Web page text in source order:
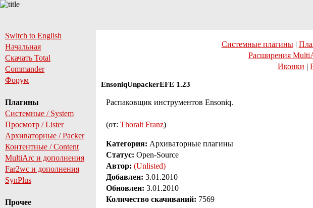
Switch to English
Начальная
Скачать Total
Commander
Форум
Плагины
Системные / System
Просмотр / Lister
Архиваторные / Packer
Контентные / Content
MultiArc и дополнения
Far2wc и дополнения
SynPlus
Прочее
Системные плагины|
Расширения
Иконки |
EnsoniqUnpackerEFE 1.23
Распаковщик инструментов Ensoniq.
(от: Thoralt Franz)
Категория: Архиваторные плагины
Статус: Open-Source
Автор: (Unlisted)
Добавлен: 3.01.2010
Обновлен: 3.01.2010
Количество скачиваний: 7569